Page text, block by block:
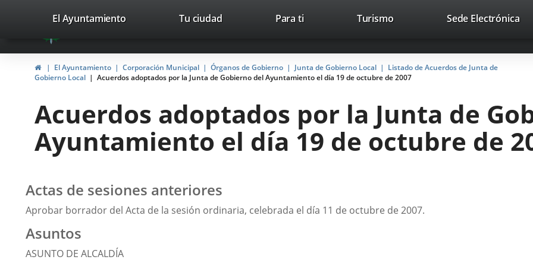
Portal
Web
del
Ayuntamiento
Valladolid
avaTop Trabaja con nosotros Contacto
valladolid.es
El Ayuntamiento Tu ciudad Para ti TurismoThis
open
in
a
up
window.
Sede ElectrónicaLink
HomeEl Ayuntamiento Corporación Municipal Órganos de Gobierno Junta de Gobierno Local
Listado de Acuerdos de Junta de
Gobierno Local
Acuerdos adoptados por la Junta de Gobierno del Ayuntamiento el día 19 de octubre de 2007
Acuerdos adoptados por la Junta de
Ayuntamiento el día 19 de octubre de
Actas de sesiones anteriores
Aprobar borrador del Acta de la sesión ordinaria, celebrada el día 11 de octubre de 2007.
Asuntos
ASUNTO DE ALCALDÍA